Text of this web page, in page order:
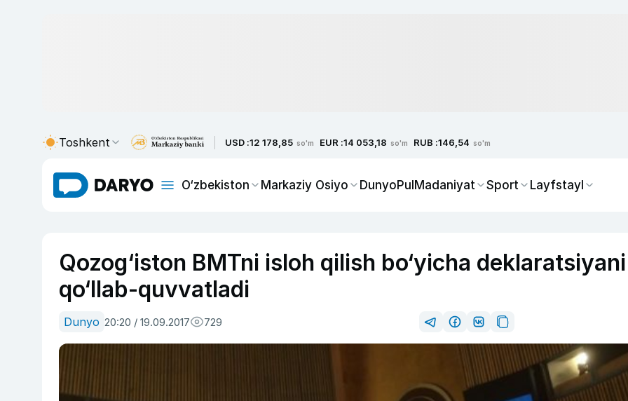
Toshkent USD :12 178,85 so'm EUR :14 053,18 so'm RUB :146,54 so'm
O‘zbekiston Markaziy Osiyo DunyoPulMadaniyat Sport Layfstayl
Qozog‘iston BMTni isloh qilish bo‘yicha deklaratsiyani
qo‘llab-quvvatladi
Dunyo 20:20 / 19.09.2017 729